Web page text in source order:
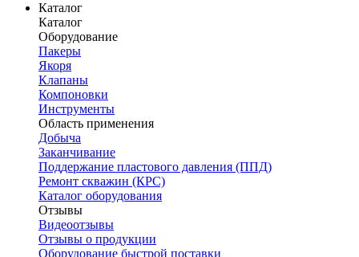
Каталог
Каталог
Оборудование
Пакеры
Якоря
Клапаны
Компоновки
Инструменты
Область применения
Добыча
Заканчивание
Поддержание пластового давления (ППД)
Ремонт скважин (КРС)
Каталог оборудования
Отзывы
Видеоотзывы
Отзывы о продукции
Оборудование быстрой поставки